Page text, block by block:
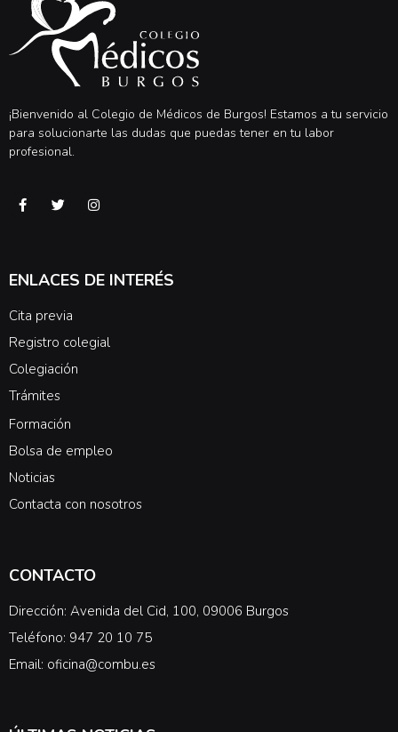
¡Bienvenido al Colegio de Médicos de Burgos! Estamos a tu servicio
para solucionarte las dudas que puedas tener en tu labor
profesional.
ENLACES DE INTERÉS
Cita previa
Registro colegial
Colegiación
Trámites
Formación
Bolsa de empleo
Noticias
Contacta con nosotros
CONTACTO
Dirección: Avenida del Cid, 100, 09006 Burgos
Teléfono: 947 20 10 75
Email: oficina@combu.es